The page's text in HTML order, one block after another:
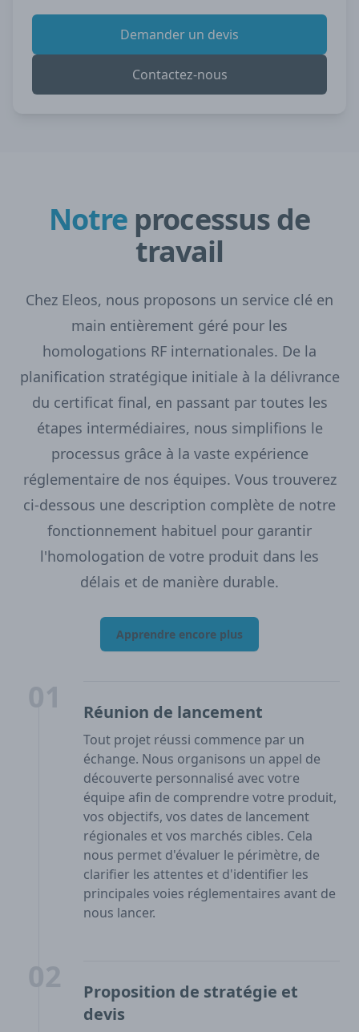
Demander un devis
Contactez-nous
Notre processus de
travail
Chez Eleos, nous proposons un service clé en
main entièrement géré pour les
homologations RF internationales. De la
planification stratégique initiale à la délivrance
du certificat final, en passant par toutes les
étapes intermédiaires, nous simplifions le
processus grâce à la vaste expérience
réglementaire de nos équipes. Vous trouverez
ci-dessous une description complète de notre
fonctionnement habituel pour garantir
l'homologation de votre produit dans les
délais et de manière durable.
Apprendre encore plus
Réunion de lancement
Tout projet réussi commence par un
échange. Nous organisons un appel de
découverte personnalisé avec votre
équipe afin de comprendre votre produit,
vos objectifs, vos dates de lancement
régionales et vos marchés cibles. Cela
nous permet d'évaluer le périmètre, de
clarifier les attentes et d'identifier les
principales voies réglementaires avant de
nous lancer.
Proposition de stratégie et
devis